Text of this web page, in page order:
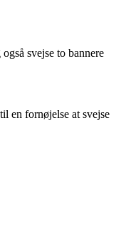
svejse to bannere
en fornøjelse at svejse